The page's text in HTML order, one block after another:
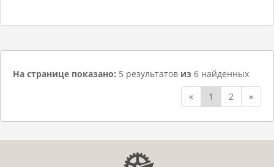
На странице показано: 5 результатов из 6 найденных
«
1 2 »